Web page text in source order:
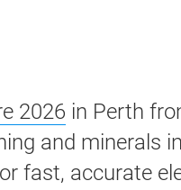
2026 in Perth
and minerals
fast, accurate